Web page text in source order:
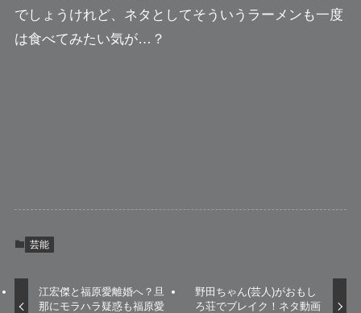
でしょうけれど、ネタとしてそういうラーメンも一度
は食べてみたい気が…？
芸能
江宏傑と福原愛離婚へ？旦
那にモラハラ疑惑も福原愛
野田ちゃん(芸人)がおもし
ろ荘でブレイク！ネタ動画